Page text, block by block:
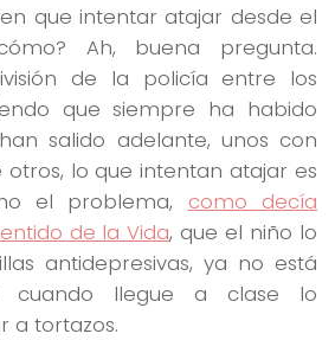
que intentar atajar desde el
Ah, buena pregunta.
de la policía entre los
que siempre ha habido
salido adelante, unos con
lo que intentan atajar es
el problema, como decía
de la Vida, que el niño lo
antidepresivas, ya no está
cuando llegue a clase lo
a tortazos.